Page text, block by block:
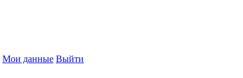
Мои данные Выйти